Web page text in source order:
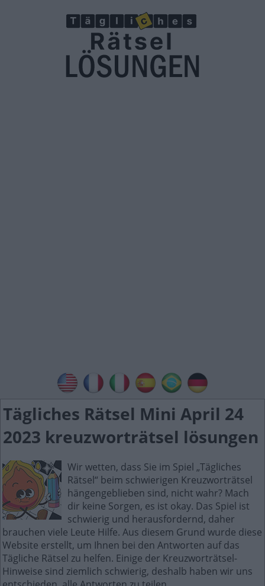
Tägliches Rätsel Mini April 24
2023 kreuzworträtsel lösungen
Wir wetten, dass Sie im Spiel „Tägliches
Rätsel“ beim schwierigen Kreuzworträtsel
hängengeblieben sind, nicht wahr? Mach
dir keine Sorgen, es ist okay. Das Spiel ist
schwierig und herausfordernd, daher
brauchen viele Leute Hilfe. Aus diesem Grund wurde diese
Website erstellt, um Ihnen bei den Antworten auf das
Tägliche Rätsel zu helfen. Einige der Kreuzworträtsel-
Hinweise sind ziemlich schwierig, deshalb haben wir uns